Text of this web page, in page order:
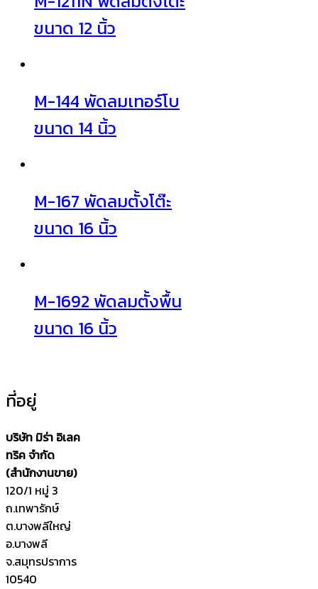
ขนาด 12 นิ้ว
M-144 พัดลมเทอร์โบ
ขนาด 14 นิ้ว
M-167 พัดลมตั้งโต๊ะ
ขนาด 16 นิ้ว
M-1692 พัดลมตั้งพื้น
ขนาด 16 นิ้ว
ที่อยู่
บริษัท มิร่า อิเลค
ทริค จำกัด
(สำนักงานขาย)
120/1 หมู่ 3
ถ.เทพารักษ์
ต.บางพลีใหญ่
อ.บางพลี
จ.สมุทรปราการ
10540